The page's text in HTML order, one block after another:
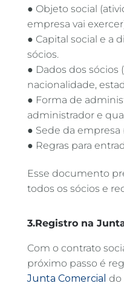
● Objeto social
empresa vai
● Capital social e a
sócios.
● Dados dos sócios
nacionalidade,
● Forma de
administrador e
● Sede da empresa
● Regras para
Esse documento
todos os sócios e
3.Registro na
Com o contrato
próximo passo é
Junta Comercial do